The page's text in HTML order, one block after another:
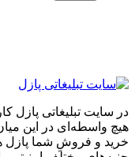
در سایت تبلیغاتی پازل
هیچ واسطه‌ای در این
خرید و فروشِ شما پازل